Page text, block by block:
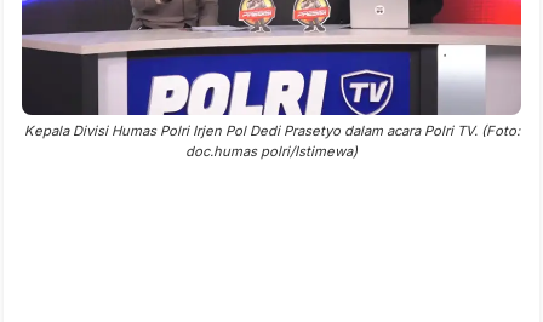
Kepala Divisi Humas Polri Irjen Pol Dedi Prasetyo dalam acara Polri TV. (Foto:
doc.humas polri/Istimewa)